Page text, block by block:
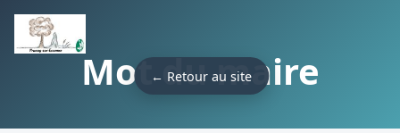
← Retour au site
Mot du maire